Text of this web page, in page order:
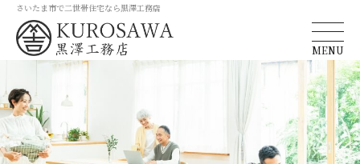
さいたま市で二世帯住宅なら黒澤工務店
MENU